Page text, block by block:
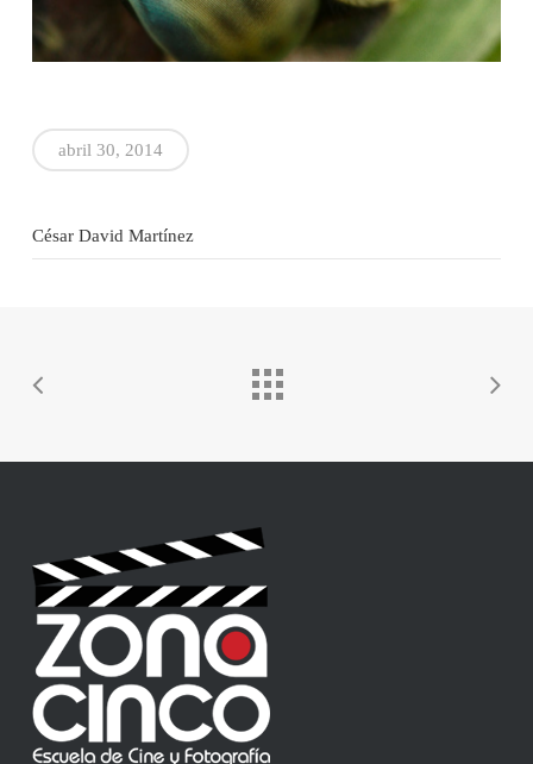
abril 30, 2014
César David Martínez